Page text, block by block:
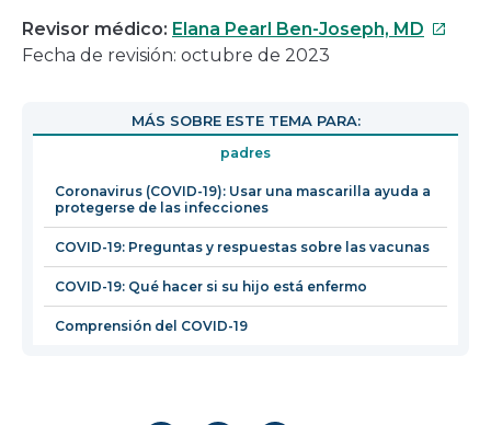
Revisor médico: Elana Pearl Ben-Joseph, MD Este
en
nueva
Fecha de revisión: octubre de 2023
MÁS SOBRE ESTE TEMA PARA:
padres
Coronavirus (COVID-19): Usar una mascarilla ayuda a
protegerse de las infecciones
COVID-19: Preguntas y respuestas sobre las vacunas
COVID-19: Qué hacer si su hijo está enfermo
Comprensión del COVID-19